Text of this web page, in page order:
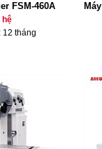
FSM-460A
hệ
12 tháng